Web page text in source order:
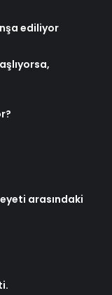
ediliyor
arasındaki